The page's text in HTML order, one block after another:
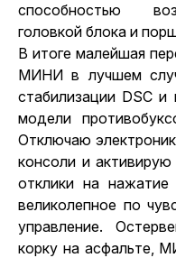
способностью
головкой блока и
В итоге малейшая
МИНИ в лучшем
стабилизации DSC и
модели
Отключаю
консоли и
отклики на
великолепное по
управление.
корку на асфальте,